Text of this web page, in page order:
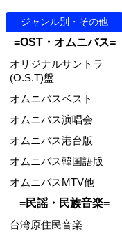
ジャンル別・その他
=OST・オムニバス=
オリジナルサントラ
(O.S.T)盤
オムニバスベスト
オムニバス演唱会
オムニバス港台版
オムニバス韓国語版
オムニバスMTV他
=民謡・民族音楽=
台湾原住民音楽